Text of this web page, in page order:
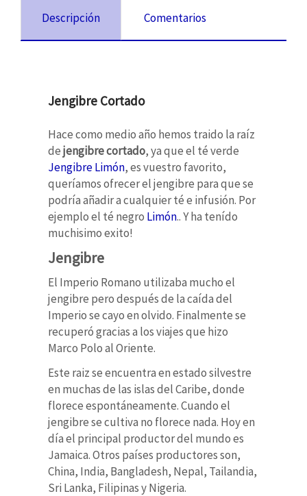
Descripción Comentarios
Jengibre Cortado
Hace como medio año hemos traido la raíz
dejengibre cortado, ya que el té verde
Jengibre Limón, es vuestro favorito,
queríamos ofrecer el jengibre para que se
podría añadir a cualquier té e infusión. Por
ejemplo el té negro Limón.. Y ha tenído
muchisimo exito!
Jengibre
El Imperio Romano utilizaba mucho el
jengibre pero después de la caída del
Imperio se cayo en olvido. Finalmente se
recuperó gracias a los viajes que hizo
Marco Polo al Oriente.
Este raiz se encuentra en estado silvestre
en muchas de las islas del Caribe, donde
florece espontáneamente. Cuando el
jengibre se cultiva no florece nada. Hoy en
día el principal productor del mundo es
Jamaica. Otros países productores son,
China, India, Bangladesh, Nepal, Tailandia,
Sri Lanka, Filipinas y Nigeria.